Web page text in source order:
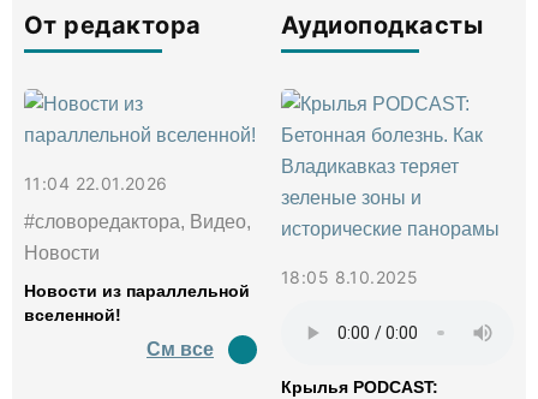
От редактора
11:04 22.01.2026
#словоредактора, Видео,
Новости
Новости из параллельной
вселенной!
См все
Аудиоподкасты
18:05 8.10.2025
Крылья PODCAST: